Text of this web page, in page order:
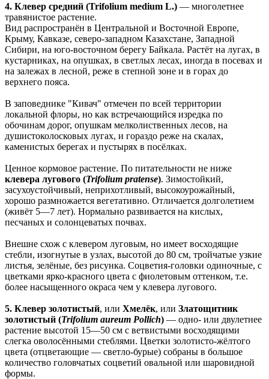
4. Клевер средний (Trifolium medium L.) — многолетнее
травянистое растение.
Вид распространён в Центральной и Восточной Европе,
Крыму, Кавказе, северо-западном Казахстане, Западной
Сибири, на юго-восточном берегу Байкала. Растёт на лугах, в
кустарниках, на опушках, в светлых лесах, иногда в посевах и
на залежах в лесной, реже в степной зоне и в горах до
верхнего пояса.
В заповеднике "Кивач" отмечен по всей территории
локальной флоры, но как встречающийся изредка по
обочинам дорог, опушкам мелколиственных лесов, на
душистоколосковых лугах, и гораздо реже на скалах,
каменистых берегах и пустырях в посёлках.
Ценное кормовое растение. По питательности не ниже
клевера лугового (Trifolium pratense). Зимостойкий,
засухоустойчивый, неприхотливый, высокоурожайный,
хорошо размножается вегетативно. Отличается долголетием
(живёт 5—7 лет). Нормально развивается на кислых,
песчаных и солонцеватых почвах.
Внешне схож с клевером луговым, но имеет восходящие
стебли, изогнутые в узлах, высотой до 80 см, тройчатые узкие
листья, зелёные, без рисунка. Соцветия-головки одиночные, с
цветками ярко-красного цвета с фиолетовым оттенком, т.е.
более насыщенного окраса чем у клевера лугового.
5. Клевер золотистый, или Хмелёк, или Златощитник
золотистый (Trifolium aureum Pollich) — одно- или двулетнее
растение высотой 15—50 см с ветвистыми восходящими
слегка оволосёнными стеблями. Цветки золотисто-жёлтого
цвета (отцветающие — светло-бурые) собраны в большое
количество головчатых соцветий овальной или шаровидной
формы.